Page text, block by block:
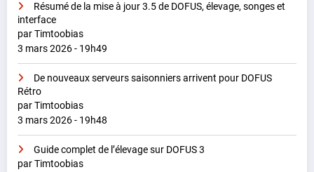
Résumé de la mise à jour 3.5 de DOFUS, élevage, songes et
interface
par Timtoobias
3 mars 2026 - 19h49
De nouveaux serveurs saisonniers arrivent pour DOFUS
Rétro
par Timtoobias
3 mars 2026 - 19h48
Guide complet de l’élevage sur DOFUS 3
par Timtoobias